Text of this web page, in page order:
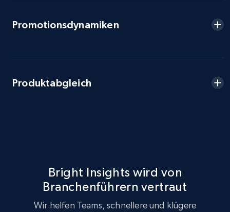
URL, Product id, Title, Seller name, Seller rating,
Promotionsdynamiken
Produktabgleich
Bright Insights wird von
Branchenführern vertraut
Wir helfen Teams, schnellere und klügere